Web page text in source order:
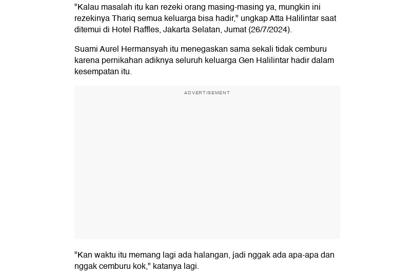
"Kalau masalah itu kan rezeki orang masing-masing ya, mungkin ini
rezekinya Thariq semua keluarga bisa hadir," ungkap Atta Halilintar saat
ditemui di Hotel Raffles, Jakarta Selatan, Jumat (26/7/2024).
Suami Aurel Hermansyah itu menegaskan sama sekali tidak cemburu
karena pernikahan adiknya seluruh keluarga Gen Halilintar hadir dalam
kesempatan itu.
ADVERTISEMENT
"Kan waktu itu memang lagi ada halangan, jadi nggak ada apa-apa dan
nggak cemburu kok," katanya lagi.